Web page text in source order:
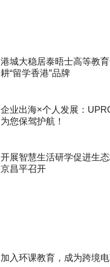
港城大稳居泰晤士高等教
耕“留学香港”品牌
企业出海×个人发展：
为您保驾护航！
开展智慧生活研学促进生
京昌平召开
加入环课教育，成为跨境